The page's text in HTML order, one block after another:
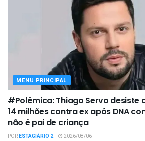
MENU PRINCIPAL
#Polêmica: Thiago Servo desiste
14 milhões contra ex após DNA
não é pai de criança
PORESTAGIÁRIO 2 2026/08/06